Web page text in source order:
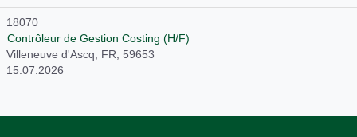
18070
Contrôleur de Gestion Costing (H/F)
Villeneuve d'Ascq, FR, 59653
15.07.2026